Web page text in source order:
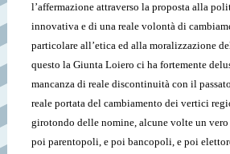
l’affermazione attraverso la proposta alla
innovativa e di una reale volontà di
particolare all’etica ed alla moralizzazione
questo la Giunta Loiero ci ha fortemente
mancanza di reale discontinuità con il
reale portata del cambiamento dei vertici
girotondo delle nomine, alcune volte un
poi parentopoli, e poi bancopoli, e poi